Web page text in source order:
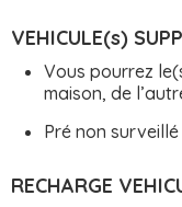
VEHICULE(s)
Vous pourrez
maison, de
Pré non surveillé
RECHARGE